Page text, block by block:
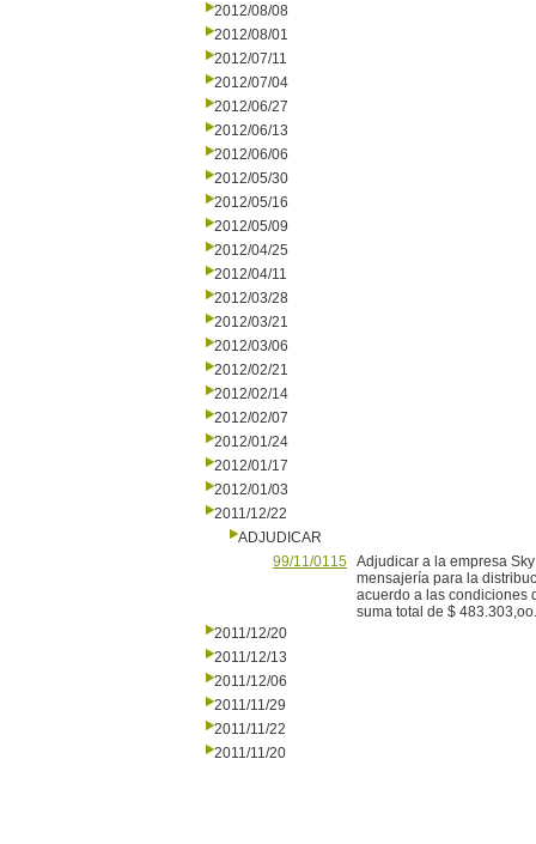
2012/08/08
2012/08/01
2012/07/11
2012/07/04
2012/06/27
2012/06/13
2012/06/06
2012/05/30
2012/05/16
2012/05/09
2012/04/25
2012/04/11
2012/03/28
2012/03/21
2012/03/06
2012/02/21
2012/02/14
2012/02/07
2012/01/24
2012/01/17
2012/01/03
2011/12/22
ADJUDICAR
99/11/0115 Adjudicar a la empresa
mensajería para la
acuerdo a las condiciones
suma total de $
2011/12/20
2011/12/13
2011/12/06
2011/11/29
2011/11/22
2011/11/20